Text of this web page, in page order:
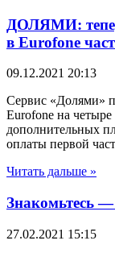
ДОЛЯМИ:
в Eurofone
09.12.2021 20:13
Сервис «Долями»
Eurofone на
дополнительных
оплаты первой
Читать дальше »
Знакомьтесь
27.02.2021 15:15